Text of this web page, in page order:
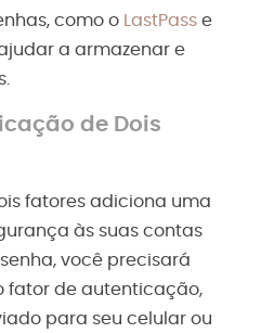
como o LastPass e
a armazenar e
de Dois
fatores adiciona uma
às suas contas
você precisará
fator de autenticação,
para seu celular ou